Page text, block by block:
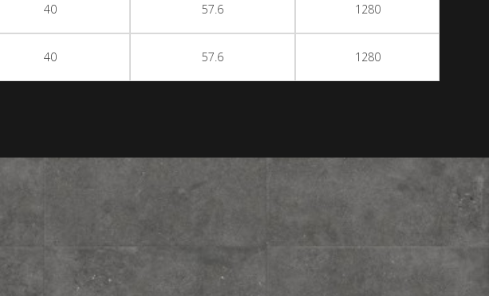
40 57.6 1280
40 57.6 1280